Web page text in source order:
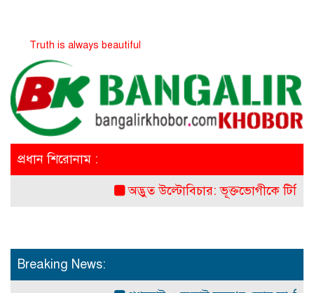
always beautiful
প্রধান শিরোনাম :
অদ্ভুত উল্টোবিচার: ভূক্তভোগীকে টিসি দিল
Breaking News: